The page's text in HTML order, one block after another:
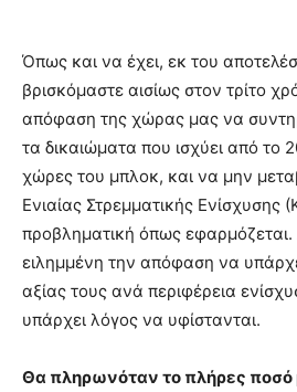
Όπως και να έχει, εκ του
βρισκόµαστε αισίως στον τρίτο
απόφαση της χώρας µας να
τα δικαιώµατα που ισχύει από το
χώρες του µπλοκ, και να µην
Ενιαίας Στρεµµατικής Ενίσχυσης
προβληµατική όπως
ειληµµένη την απόφαση να
αξίας τους ανά περιφέρεια
υπάρχει λόγος να υφίστανται.
Θα πληρωνόταν το πλήρες ποσό